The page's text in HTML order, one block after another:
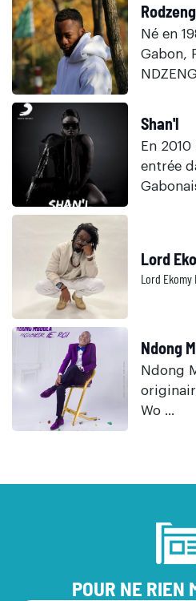
Rodzeng
Né en
Gabon,
Shan'l
En
entrée
Lord
Lord Ekomy
Ndong
Ndong
Wo ...
POUR NE RIEN